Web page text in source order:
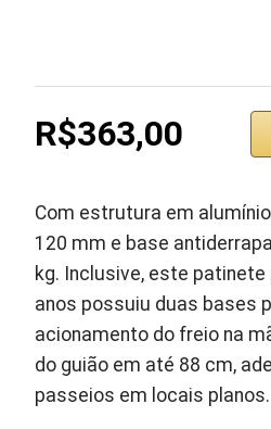
R$363,00
Com estrutura em
120 mm e base
kg. Inclusive, este patinete
anos possuiu duas bases
acionamento do freio na
do guião em até 88 cm,
passeios em locais planos.